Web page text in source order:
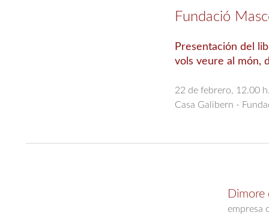
Fundació
Presentación del
vols veure al món,
22 de febrero, 12.00
Casa Galibern -
empresa